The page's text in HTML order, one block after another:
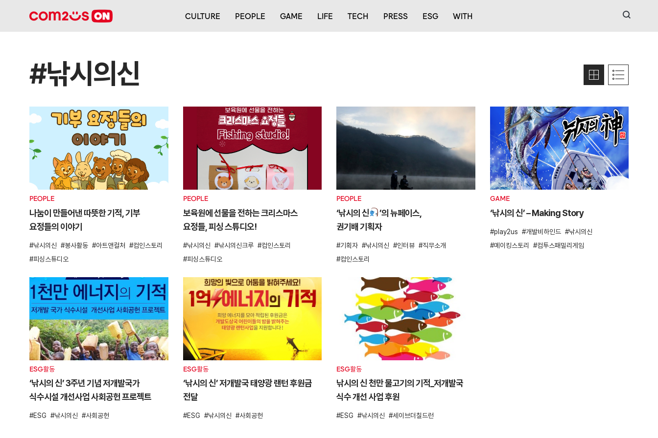
CULTURE PEOPLE GAME LIFE TECH PRESS ESG WITH 검색
#낚시의신
PEOPLE
나눔이 만들어낸 따뜻한 기적, 기부
요정들의 이야기
낚시의신 봉사활동 아트앤컬처
컴인스토리
피싱스튜디오
PEOPLE
보육원에 선물을 전하는 크리스마스
요정들, 피싱 스튜디오!
낚시의신 낚시의신크루
컴인스토리
피싱스튜디오
PEOPLE
‘낚시의 신
’의 뉴페이스,
권기배 기획자
기획자 낚시의신 인터뷰
직무소개
컴인스토리
GAME
‘낚시의 신’ – Making Story
play2us 개발비하인드
낚시의신
메이킹스토리
컴투스패밀리게임
ESG활동
‘낚시의 신’ 3주년 기념 저개발국가
식수시설 개선사업 사회공헌 프로젝트
ESG 낚시의신 사회공헌
ESG활동
‘낚시의 신’ 저개발국 태양광 랜턴 후원금
전달
ESG 낚시의신 사회공헌
ESG활동
낚시의 신 천만 물고기의 기적_저개발국
식수 개선 사업 후원
ESG 낚시의신 세이브더칠드런